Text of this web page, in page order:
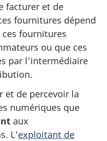
facturer et de
fournitures dépend
fournitures
ou que ces
par l'intermédiaire
et de percevoir la
numériques que
aux
L'exploitant de